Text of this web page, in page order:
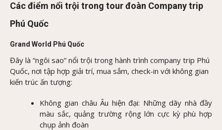
Các điểm nổi trội trong tour đoàn Company trip
Phú Quốc
Grand World Phú Quốc
Đây là “ngôi sao” nổi trội trong hành trình company trip Phú
Quốc, nơi tập hợp giải trí, mua sắm, check-in với không gian
kiến trúc ấn tượng:
Không gian châu Âu hiện đại: Những dãy nhà đầy
màu sắc, quảng trường rộng lớn cực kỳ phù hợp
chụp ảnh đoàn